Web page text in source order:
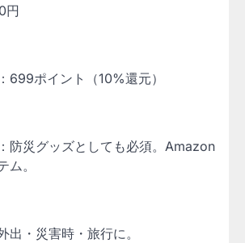
円
：699ポイント（10%還元）
：防災グッズとしても必須。Amazon
ム。
出・災害時・旅行に。